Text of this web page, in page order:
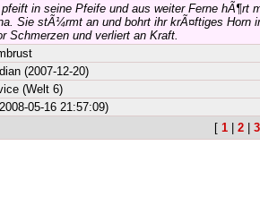
in seine Pfeife und aus weiter Ferne hÃ¶rt
Sie stÃ¼rmt an und bohrt ihr krÃ¤ftiges Horn
Schmerzen und verliert an Kraft.
(2007-12-20)
(Welt 6)
05-16 21:57:09)
[ 1 | 2 | 3